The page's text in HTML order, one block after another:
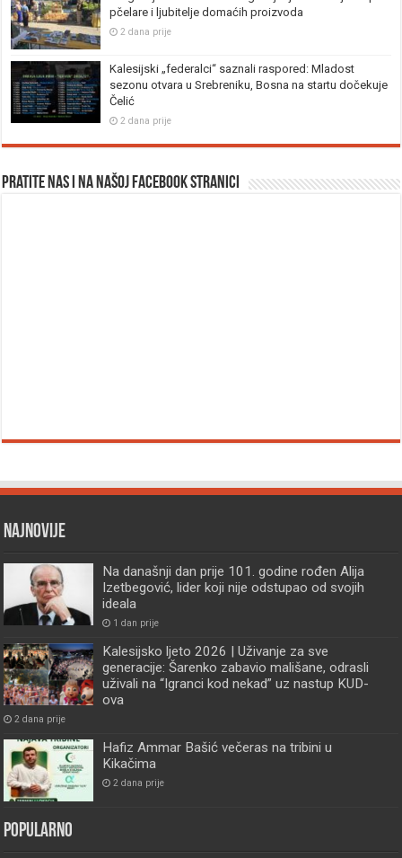
pčelare i ljubitelje domaćih proizvoda
2 dana prije
Kalesijski „federalci“ saznali raspored: Mladost
sezonu otvara u Srebreniku, Bosna na startu dočekuje
Čelić
2 dana prije
Pratite nas i na našoj facebook stranici
Najnovije
Na današnji dan prije 101. godine rođen Alija
Izetbegović, lider koji nije odstupao od svojih
ideala
1 dan prije
Kalesijsko ljeto 2026 | Uživanje za sve
generacije: Šarenko zabavio mališane, odrasli
uživali na “Igranci kod nekad” uz nastup KUD-
ova
2 dana prije
Hafiz Ammar Bašić večeras na tribini u
Kikačima
2 dana prije
Popularno